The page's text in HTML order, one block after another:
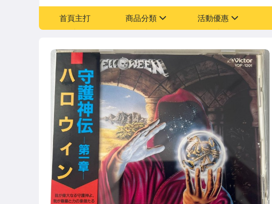
首頁主打 商品分類 活動優惠
[全店] 週年慶